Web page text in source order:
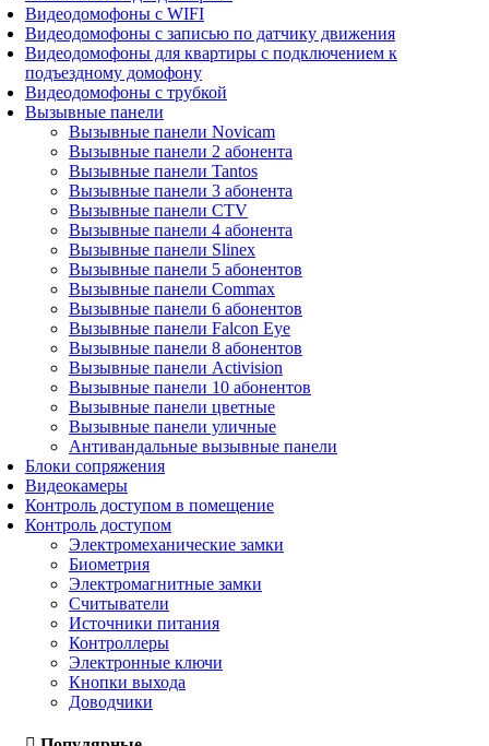
Видеодомофоны с WIFI
Видеодомофоны с записью по датчику движения
Видеодомофоны для квартиры с подключением к
подъездному домофону
Видеодомофоны с трубкой
Вызывные панели
Вызывные панели Novicam
Вызывные панели 2 абонента
Вызывные панели Tantos
Вызывные панели 3 абонента
Вызывные панели CTV
Вызывные панели 4 абонента
Вызывные панели Slinex
Вызывные панели 5 абонентов
Вызывные панели Commax
Вызывные панели 6 абонентов
Вызывные панели Falcon Eye
Вызывные панели 8 абонентов
Вызывные панели Activision
Вызывные панели 10 абонентов
Вызывные панели цветные
Вызывные панели уличные
Антивандальные вызывные панели
Блоки сопряжения
Видеокамеры
Контроль доступом в помещение
Контроль доступом
Электромеханические замки
Биометрия
Электромагнитные замки
Считыватели
Источники питания
Контроллеры
Электронные ключи
Кнопки выхода
Доводчики